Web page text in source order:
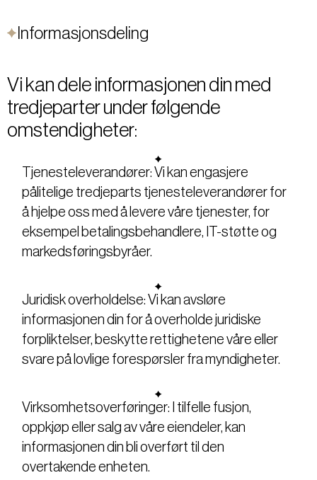
Informasjonsdeling
Vi kan dele informasjonen din med
tredjeparter under følgende
omstendigheter:
Tjenesteleverandører: Vi kan engasjere
pålitelige tredjeparts tjenesteleverandører for
å hjelpe oss med å levere våre tjenester, for
eksempel betalingsbehandlere, IT-støtte og
markedsføringsbyråer.
Juridisk overholdelse: Vi kan avsløre
informasjonen din for å overholde juridiske
forpliktelser, beskytte rettighetene våre eller
svare på lovlige forespørsler fra myndigheter.
Virksomhetsoverføringer: I tilfelle fusjon,
oppkjøp eller salg av våre eiendeler, kan
informasjonen din bli overført til den
overtakende enheten.